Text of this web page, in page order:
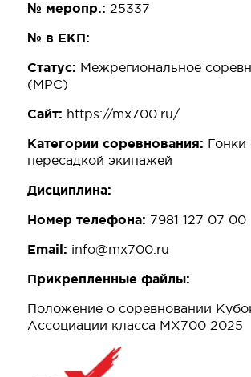
№ меропр.: 25337
№ в ЕКП:
Статус: Межрегиональное
(МРС)
Сайт: https://mx700.ru/
Категории соревнования: Гонки
пересадкой экипажей
Дисциплина:
Номер телефона: 7981 127 07 00
Email: info@mx700.ru
Прикрепленные файлы:
Положение о соревновании
Ассоциации класса МХ700 2025